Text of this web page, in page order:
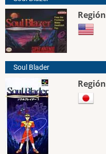
Región
Soul Blader
Región